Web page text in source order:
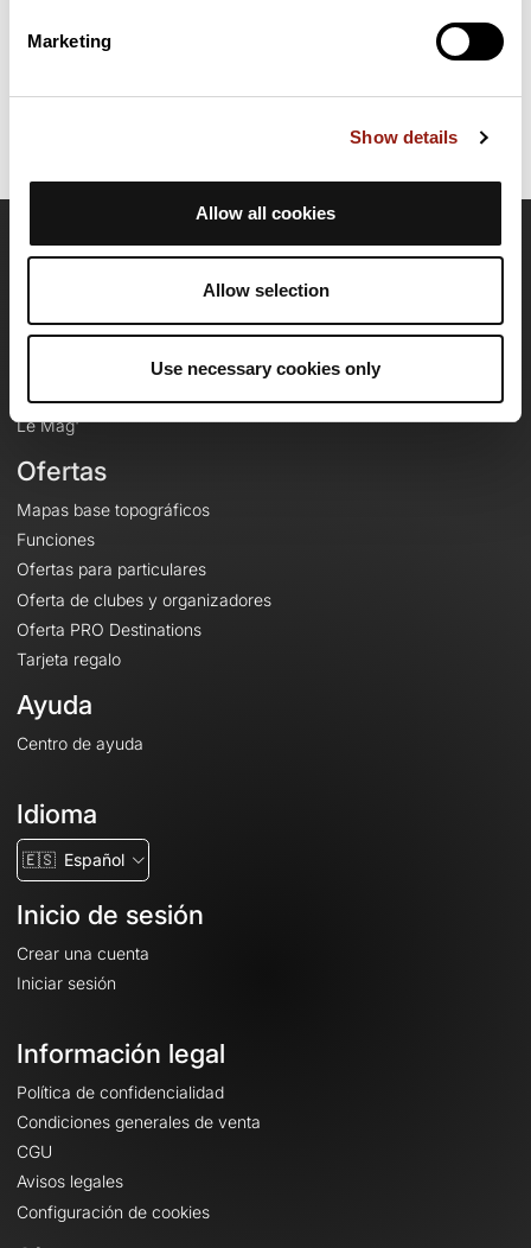
Marketing
Show details
Allow all cookies
Allow selection
Use necessary cookies only
Última actualización de la ficha de ruta: 30 de abril de 2023 7:10:50.
OpenRunner
Empleo
Le Mag'
Ofertas
Mapas base topográficos
Funciones
Ofertas para particulares
Oferta de clubes y organizadores
Oferta PRO Destinations
Tarjeta regalo
Ayuda
Centro de ayuda
Idioma
🇪🇸 Español
Inicio de sesión
Crear una cuenta
Iniciar sesión
Información legal
Política de confidencialidad
Condiciones generales de venta
CGU
Avisos legales
Configuración de cookies